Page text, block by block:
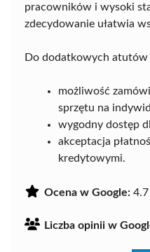
pracowników i wysoki
zdecydowanie ułatwia
Do dodatkowych atutów
możliwość
sprzętu na
wygodny dostęp
akceptacja
kredytowymi.
Ocena w Google: 4.7
Liczba opinii w